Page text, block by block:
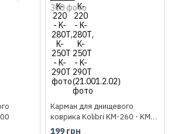
Карман для днищевого
коврика Kolibri KM-260 - KM-
300
199 грн